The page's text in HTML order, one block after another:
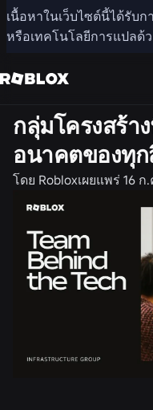
เนื้อหาในเว็บไซต์นี้ได้รับ
หรือเทคโนโลยีการแปลด้
แชร์
อาชีพ
กลุ่มโครงสร้า
อนาคตของทุ
โดย Robloxเผยแพร่ 16 ก